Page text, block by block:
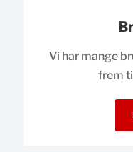
Vi har mange
frem